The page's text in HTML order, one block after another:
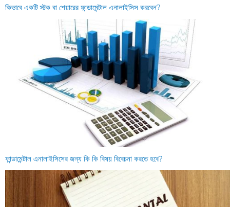
কিভাবে একটি স্টক বা শেয়ারের ফান্ডামেন্টাল এনালাইসিস করবেন?
ফান্ডামেন্টাল এনালাইসিসের জন্য কি কি বিষয় বিবেচনা করতে হবে?